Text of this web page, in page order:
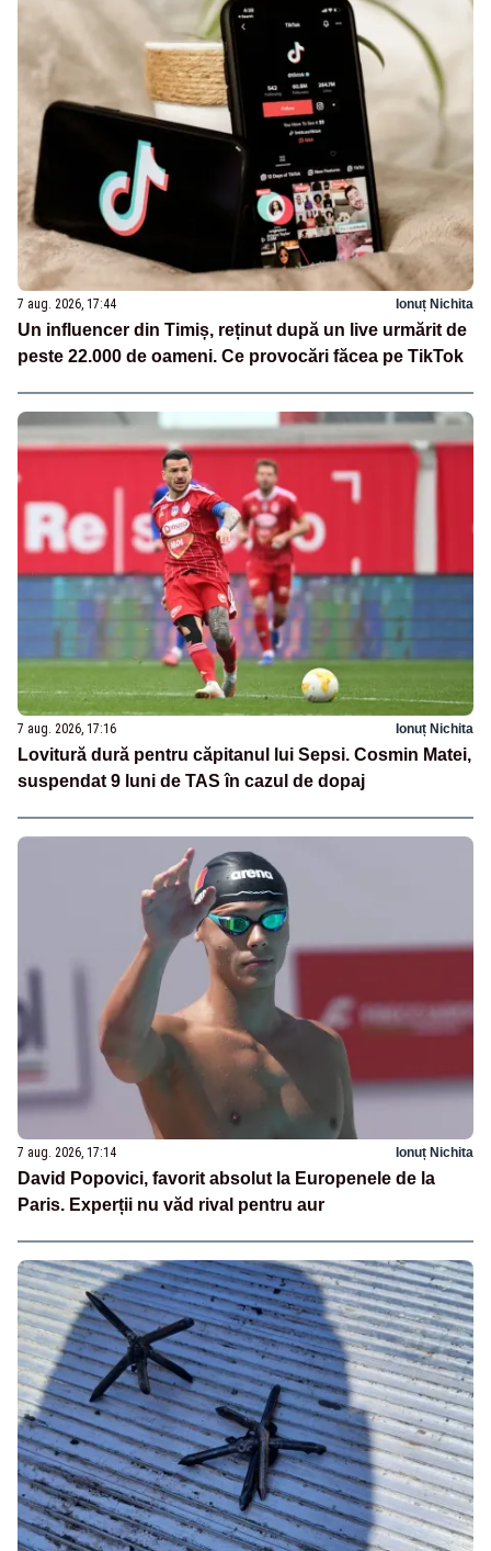
7 aug. 2026, 17:44 Ionuț Nichita
Un influencer din Timiș, reținut după un live urmărit de
peste 22.000 de oameni. Ce provocări făcea pe TikTok
7 aug. 2026, 17:16 Ionuț Nichita
Lovitură dură pentru căpitanul lui Sepsi. Cosmin Matei,
suspendat 9 luni de TAS în cazul de dopaj
7 aug. 2026, 17:14 Ionuț Nichita
David Popovici, favorit absolut la Europenele de la
Paris. Experții nu văd rival pentru aur